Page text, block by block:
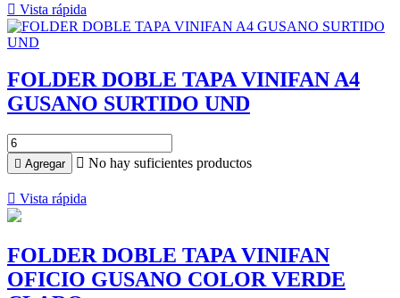
 Vista rápida
FOLDER DOBLE TAPA VINIFAN A4
GUSANO SURTIDO UND
 Agregar  No hay suficientes productos
 Vista rápida
FOLDER DOBLE TAPA VINIFAN
OFICIO GUSANO COLOR VERDE